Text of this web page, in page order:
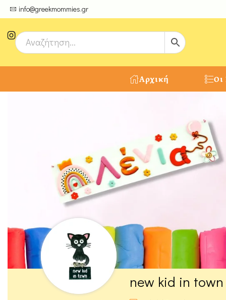
info@greekmommies.gr
μοναδικές δημιουργίες από τους Χειροτέχνες μας!
Αρχική
new kid in town